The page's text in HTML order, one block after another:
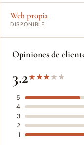
Web propia
DISPONIBLE
Opiniones de
3.2★★★★ ★
5
4
3
2
1